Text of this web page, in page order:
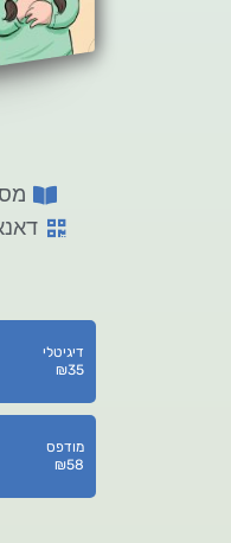
דיגיטלי
₪35
מודפס
₪58